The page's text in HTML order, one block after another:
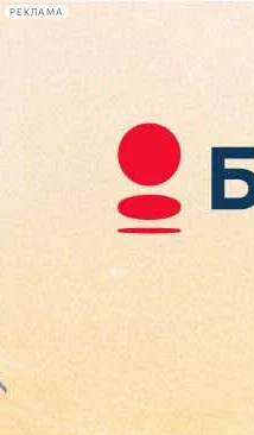
РЕКЛАМА
Сегодня:
2026.08.08
09:10
Афиша Plus